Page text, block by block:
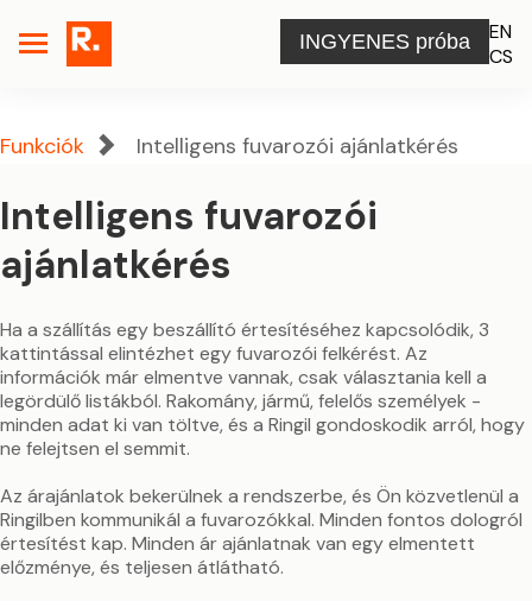
INGYENES próba
EN
CS
Funkciók Intelligens fuvarozói ajánlatkérés
Intelligens fuvarozói
ajánlatkérés
Ha a szállítás egy beszállító értesítéséhez kapcsolódik, 3
kattintással elintézhet egy fuvarozói felkérést. Az
információk már elmentve vannak, csak választania kell a
legördülő listákból. Rakomány, jármű, felelős személyek -
minden adat ki van töltve, és a Ringil gondoskodik arról, hogy
ne felejtsen el semmit.
Az árajánlatok bekerülnek a rendszerbe, és Ön közvetlenül a
Ringilben kommunikál a fuvarozókkal. Minden fontos dologról
értesítést kap. Minden ár ajánlatnak van egy elmentett
előzménye, és teljesen átlátható.